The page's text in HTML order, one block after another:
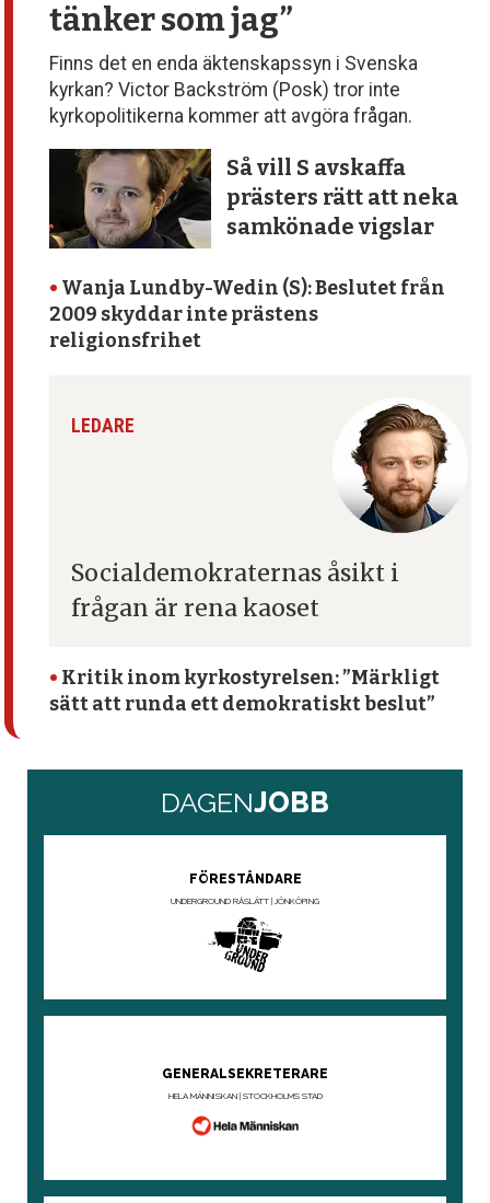
tänker som jag”
Finns det en enda äktenskapssyn i Svenska
kyrkan? Victor Backström (Posk) tror inte
kyrkopolitikerna kommer att avgöra frågan.
Så vill S avskaffa
prästers rätt att neka
samkönade vigslar
• Wanja Lundby-Wedin (S): Beslutet från
2009 skyddar inte prästens
religionsfrihet
LEDARE
Socialdemokraternas åsikt i
frågan är rena kaoset
• Kritik inom kyrko­styrelsen: ”Märkligt
sätt att runda ett demokratiskt beslut”